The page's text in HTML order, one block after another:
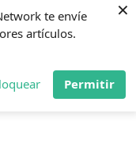
te envíe
artículos.
Permitir
×
PES GRAND